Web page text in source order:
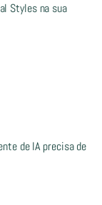
Styles na sua
de IA precisa de